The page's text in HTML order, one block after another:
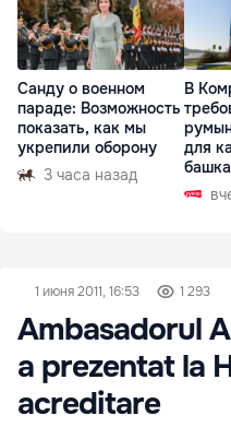
Санду о военном
параде: Возможность
показать, как мы
укрепили оборону
3 часа назад
В
для
1 июня 2011, 16:53 1 293
Ambasadorul
a prezentat la
acreditare